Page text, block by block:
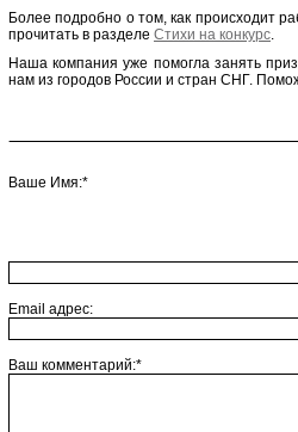
Более подробно о том, как происходит
прочитать в разделе Стихи на конкурс.
Наша компания уже помогла занять
нам из городов России и стран СНГ.
Ваше Имя:*
Email адрес:
Ваш комментарий:*